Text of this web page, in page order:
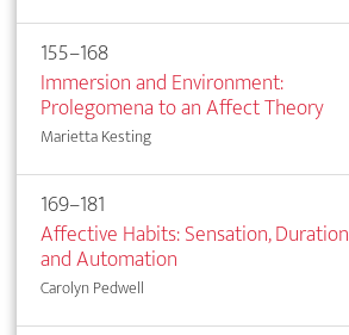
155–168
Immersion and Environment:
Prolegomena to an Affect Theory
Marietta Kesting
169–181
Affective Habits: Sensation, Duration
and Automation
Carolyn Pedwell